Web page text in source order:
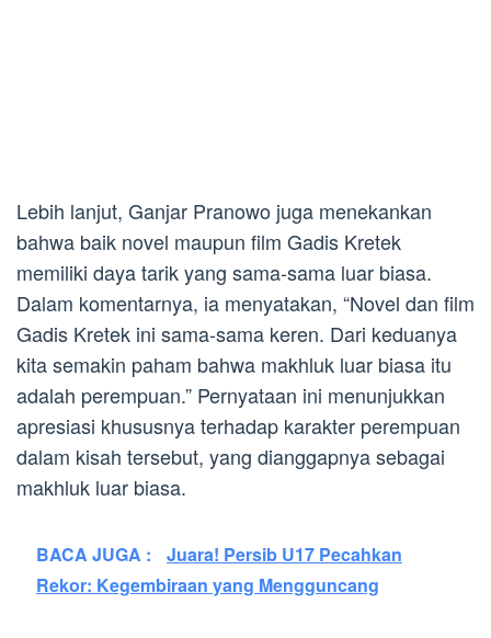
Lebih lanjut, Ganjar Pranowo juga menekankan
bahwa baik novel maupun film Gadis Kretek
memiliki daya tarik yang sama-sama luar biasa.
Dalam komentarnya, ia menyatakan, “Novel dan film
Gadis Kretek ini sama-sama keren. Dari keduanya
kita semakin paham bahwa makhluk luar biasa itu
adalah perempuan.” Pernyataan ini menunjukkan
apresiasi khususnya terhadap karakter perempuan
dalam kisah tersebut, yang dianggapnya sebagai
makhluk luar biasa.
BACA JUGA :
Juara! Persib U17 Pecahkan
Rekor: Kegembiraan yang Mengguncang